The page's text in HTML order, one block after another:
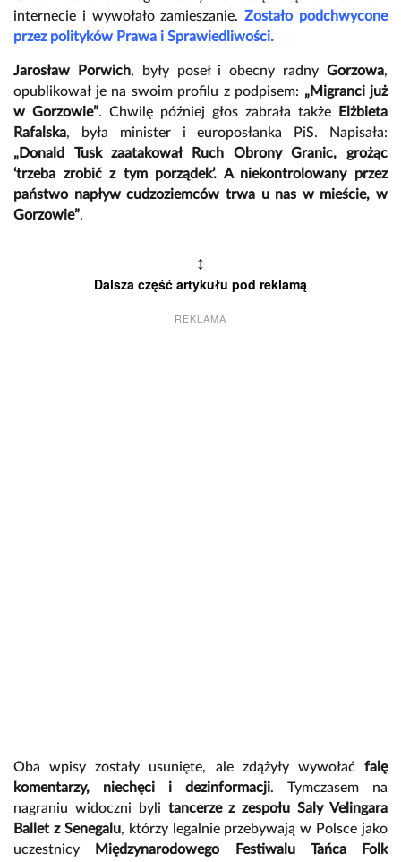
internecie i wywołało zamieszanie.Zostało podchwycone
przez polityków Prawa i Sprawiedliwości.
Jarosław Porwich, były poseł i obecny radnyGorzowa,
opublikował je na swoim profilu z podpisem: „Migranci już
w Gorzowie”. Chwilę później głos zabrała także
Elżbieta
Rafalska, była minister i europosłanka PiS. Napisała:
„Donald Tusk zaatakował Ruch Obrony Granic, grożąc
‘trzeba zrobić z tym porządek’. A niekontrolowany przez
państwo napływ cudzoziemców trwa u nas w mieście, w
Gorzowie”.
↕
Dalsza część artykułu pod reklamą
REKLAMA
Oba wpisy zostały usunięte, ale zdążyły wywołać falę
komentarzy, niechęci i dezinformacji. Tymczasem na
nagraniu widoczni byli tancerze z zespołu Saly Velingara
Ballet z Senegalu, którzy legalnie przebywają w Polsce jako
uczestnicy
Międzynarodowego Festiwalu Tańca Folk